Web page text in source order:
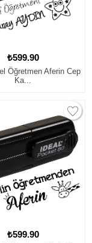
₺599.90
Öğretmen Aferin Cep
Ka...
₺599.90